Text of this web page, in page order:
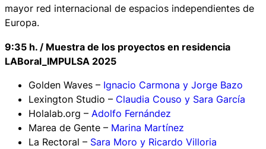
mayor red internacional de espacios independientes de
Europa.
9:35 h. / Muestra de los proyectos en residencia
LABoral_IMPULSA 2025
Golden Waves – Ignacio Carmona y Jorge Bazo
Lexington Studio – Claudia Couso y Sara García
Holalab.org – Adolfo Fernández
Marea de Gente – Marina Martínez
La Rectoral – Sara Moro y Ricardo Villoria